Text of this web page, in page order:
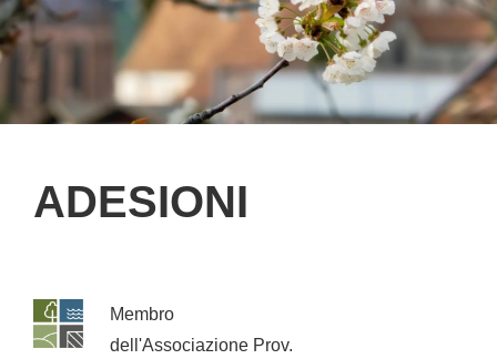
ADESIONI
Membro
dell'Associazione Prov.